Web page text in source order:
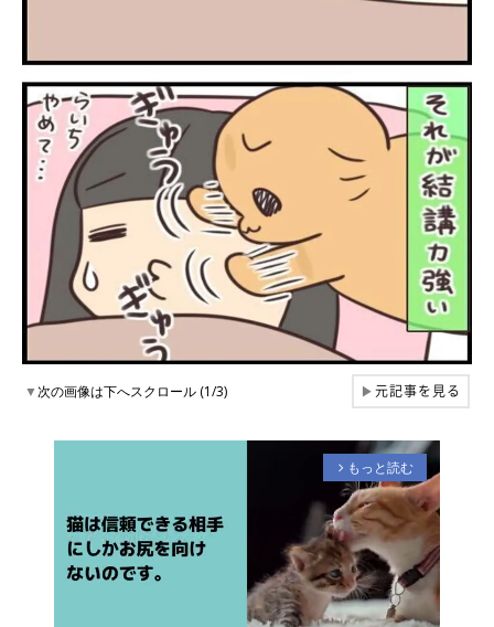
▼次の画像は下へスクロール (1/3) ▶元記事を見る
arrow_forward_ios もっと読む